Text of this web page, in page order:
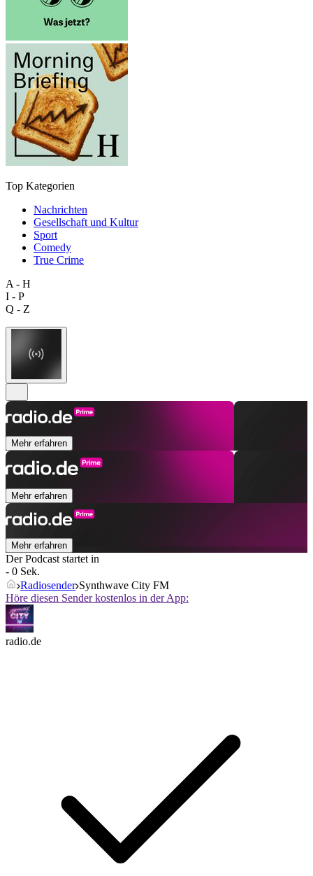
Top Kategorien
Nachrichten
Gesellschaft und Kultur
Sport
Comedy
True Crime
A - H
I - P
Q - Z
Mehr erfahren
Mehr erfahren
Mehr erfahren
Der Podcast startet in
- 0 Sek.
Radiosender Synthwave City FM
Höre diesen Sender kostenlos in der App:
radio.de